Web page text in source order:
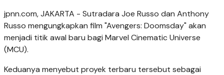
jpnn.com, JAKARTA - Sutradara Joe Russo dan Anthony
Russo mengungkapkan film "Avengers: Doomsday" akan
menjadi titik awal baru bagi Marvel Cinematic Universe
(MCU).
Keduanya menyebut proyek terbaru tersebut sebagai